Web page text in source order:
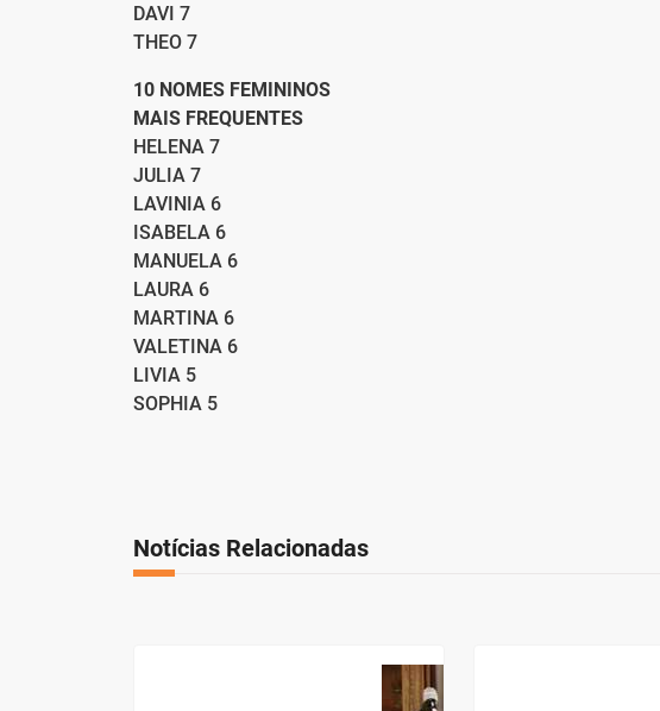
DAVI 7
THEO 7
10 NOMES FEMININOS
MAIS FREQUENTES
HELENA 7
JULIA 7
LAVINIA 6
ISABELA 6
MANUELA 6
LAURA 6
MARTINA 6
VALETINA 6
LIVIA 5
SOPHIA 5
Notícias Relacionadas